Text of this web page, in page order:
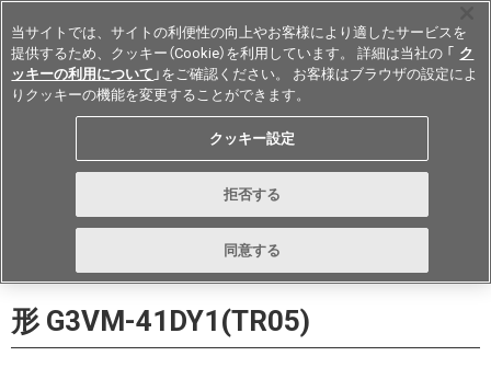
Japan
お問い合わせ
形 G3VM-41DY1(TR05)
当サイトでは、サイトの利便性の向上やお客様により適したサービスを
提供するため、クッキー（Cookie）を利用しています。 詳細は当社の 「 ク
ッキーの利用について 」をご確認ください。 お客様はブラウザの設定によ
りクッキーの機能を変更することができます。
クッキー設定
拒否する
同意する